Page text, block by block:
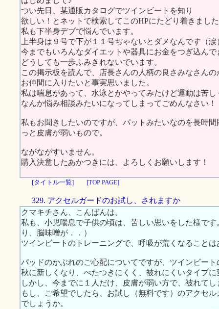
つい先日、某通販カタログでツインビートを知り
欲しい！とネットで検索してこのHPにたどり着きまし
私も下半身デブで悩んでいます。
上半身は９号で下が１１号ぢゃないとダメなんです（涙
今までもいろんなダイエットや器具にお金をつぎ込んで
どうしても一歩ふみきれないでいます。
この掲示板を読んで、店長さんの人柄の良さみなさん
お仲間に入りたいと事実思いました。
私は喘息があって、水泳とかやってみたけど運動は苦
なんか悩み相談みたいになってしまってごめんなさい！
私もお聞きしたいのですが、パットみたいなのを長時
っと皮膚が弱いもので。
ながながすいません。
購入決意したあかつきには、よろしくお願いします！
[タイトル一覧] [TOP PAGE]
329. アクセルガードのお試し、されますか
クマキチさん、こんばんは。
私も、小児喘息で子供の頃は、苦しい思いをした様で
り、脳味噌が．．）
ツインビートのトレーニングで、呼吸が荒くなること
パッドのかぶれのご心配についてですが、ツインビー
秋に新しくなり、べたつきにくく、被れにくいタイプ
しかし、今までに１人だけ、皮膚が弱い方で、被れて
もし、ご希望でしたら、お試し（無料です）のアクセ
でしょうか。